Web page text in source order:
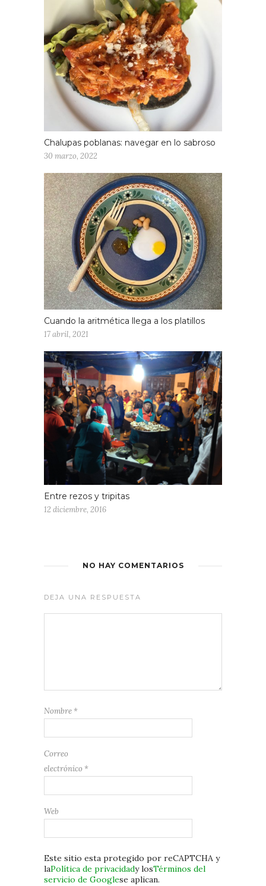
Chalupas poblanas: navegar en lo sabroso
30 marzo, 2022
Cuando la aritmética llega a los platillos
17 abril, 2021
Entre rezos y tripitas
12 diciembre, 2016
NO HAY COMENTARIOS
DEJA UNA RESPUESTA
Nombre *
Correo
electrónico *
Web
Este sitio esta protegido por reCAPTCHA y
laPolítica de privacidady losTérminos del
servicio de Googlese aplican.